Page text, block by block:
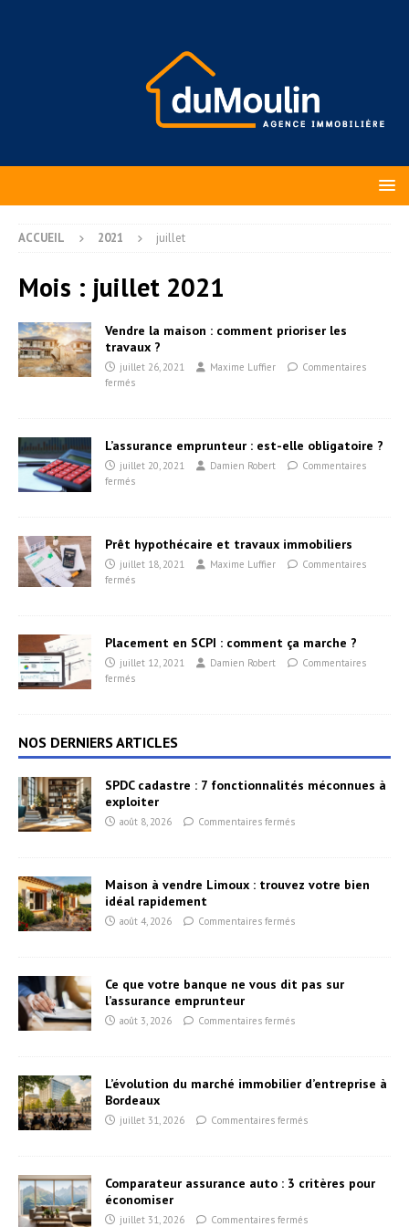
ACCUEIL 2021 juillet
Mois : juillet 2021
Vendre la maison : comment prioriser les
travaux ?
juillet 26, 2021 Maxime Luffier
Commentaires
fermés
L’assurance emprunteur : est-elle obligatoire ?
juillet 20, 2021 Damien Robert
Commentaires
fermés
Prêt hypothécaire et travaux immobiliers
juillet 18, 2021 Maxime Luffier
Commentaires
fermés
Placement en SCPI : comment ça marche ?
juillet 12, 2021 Damien Robert
Commentaires
fermés
NOS DERNIERS ARTICLES
SPDC cadastre : 7 fonctionnalités méconnues à
exploiter
août 8, 2026 Commentaires fermés
Maison à vendre Limoux : trouvez votre bien
idéal rapidement
août 4, 2026 Commentaires fermés
Ce que votre banque ne vous dit pas sur
l’assurance emprunteur
août 3, 2026 Commentaires fermés
L’évolution du marché immobilier d’entreprise à
Bordeaux
juillet 31, 2026 Commentaires fermés
Comparateur assurance auto : 3 critères pour
économiser
juillet 31, 2026 Commentaires fermés